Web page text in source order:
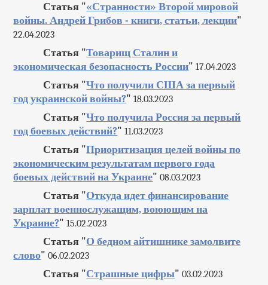
Статья "«Странности» Второй мировой
войны. Андрей Грибов - книги, статьи, лекции"
22.04.2023
Статья "Товарищ Сталин и
экономическая безопасность России" 17.04.2023
Статья "Что получили США за первый
год украинской войны?" 18.03.2023
Статья "Что получила Россия за первый
год боевых действий?" 11.03.2023
Статья "Приоритизация целей войны по
экономическим результатам первого года
боевых действий на Украине" 08.03.2023
Статья "Откуда идет финансирование
зарплат военнослужащим, воюющим на
Украине?" 15.02.2023
Статья "О бедном айтишнике замолвите
слово" 06.02.2023
Статья "Страшные цифры" 03.02.2023